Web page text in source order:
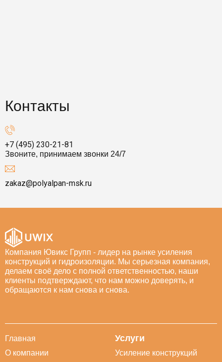
Контакты
+7 (495) 230-21-81
Звоните, принимаем звонки 24/7
zakaz@polyalpan-msk.ru
Компания Ювикс Групп - лидер на рынке усиления
конструкций и гидроизоляции. Мы серьезная компания,
делаем своё дело с полной ответственностью, наши
клиенты подтверждают, что нам можно доверять, и
обращаются к нам снова и снова.
Главная
О компании
Услуги
Усиление конструкций